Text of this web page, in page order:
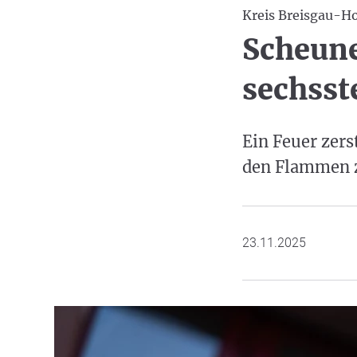
Kreis Breisgau-
Ein Feuer
den Flammen
23.11.2025